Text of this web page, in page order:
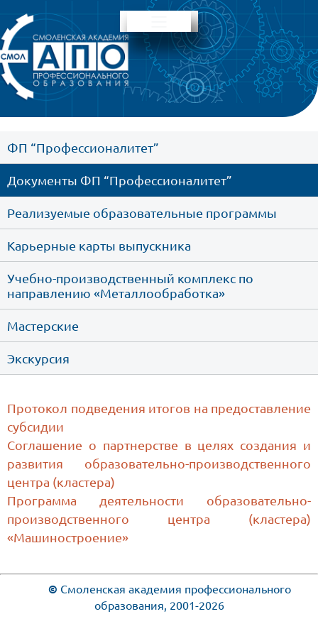
ФП “Профессионалитет”
Документы ФП “Профессионалитет”
Реализуемые образовательные программы
Карьерные карты выпускника
Учебно-производственный комплекс по
направлению «Металлообработка»
Мастерские
Экскурсия
Протокол подведения итогов на предоставление
субсидии
Соглашение о партнерстве в целях создания и
развития образовательно-производственного
центра (кластера)
Программа деятельности образовательно-
производственного центра (кластера)
«Машиностроение»
© Смоленская академия профессионального
образования, 2001-2026